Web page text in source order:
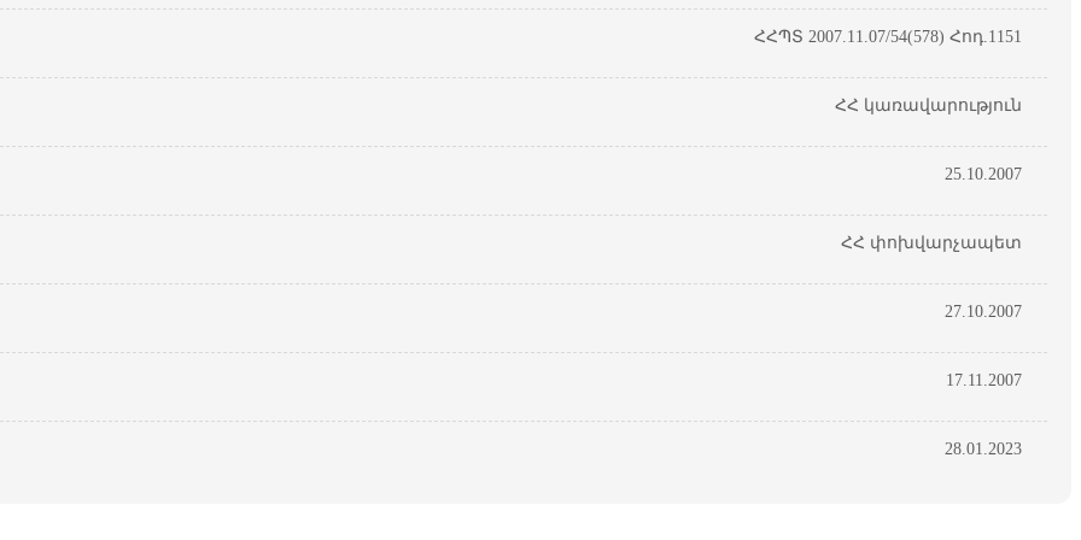
ՀՀՊՏ 2007.11.07/54(578) Հոդ.1151
ՀՀ կառավարություն
25.10.2007
ՀՀ փոխվարչապետ
27.10.2007
17.11.2007
28.01.2023